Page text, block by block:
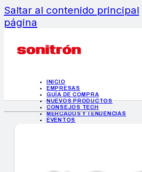
Saltar al contenido principal
página
INICIO
EMPRESAS
GUÍA DE COMPRA
NUEVOS PRODUCTOS
CONSEJOS TECH
MERCADOS Y TENDENCIAS
EVENTOS